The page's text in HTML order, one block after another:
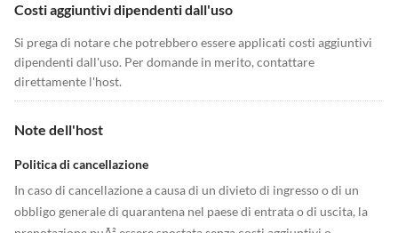
Costi aggiuntivi dipendenti dall'uso
Si prega di notare che potrebbero essere applicati costi aggiuntivi
dipendenti dall'uso. Per domande in merito, contattare
direttamente l'host.
Note dell'host
Politica di cancellazione
In caso di cancellazione a causa di un divieto di ingresso o di un
obbligo generale di quarantena nel paese di entrata o di uscita, la